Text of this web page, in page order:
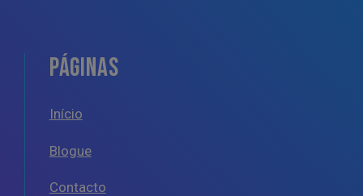
PÁGINAS
Início
Blogue
Contacto